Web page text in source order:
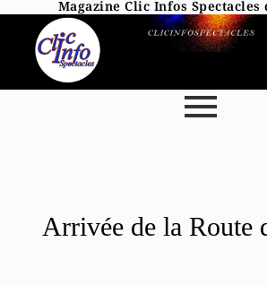
Magazine Clic Infos Spectacles
Arrivée de la Route